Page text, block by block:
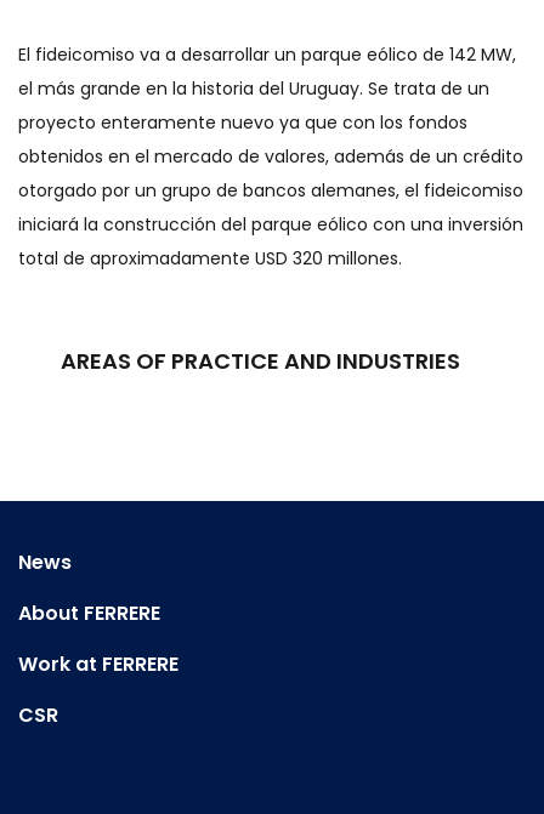
El fideicomiso va a desarrollar un parque eólico de 142 MW,
el más grande en la historia del Uruguay. Se trata de un
proyecto enteramente nuevo ya que con los fondos
obtenidos en el mercado de valores, además de un crédito
otorgado por un grupo de bancos alemanes, el fideicomiso
iniciará la construcción del parque eólico con una inversión
total de aproximadamente USD 320 millones.
AREAS OF PRACTICE AND INDUSTRIES
News
About FERRERE
Work at FERRERE
CSR